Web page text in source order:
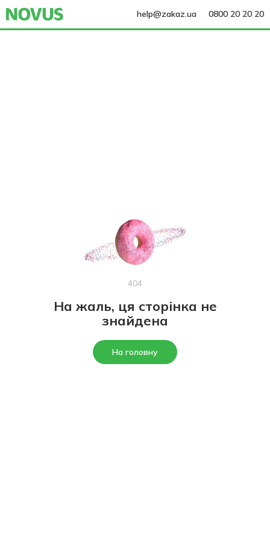
help@zakaz.ua 0800 20 20 20
404
На жаль, ця сторінка не
знайдена
На головну